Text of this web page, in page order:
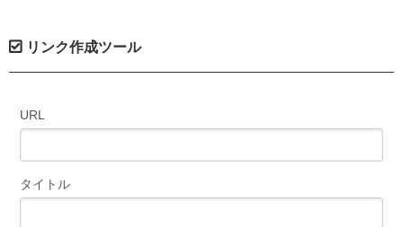
リンク作成ツール
URL
タイトル